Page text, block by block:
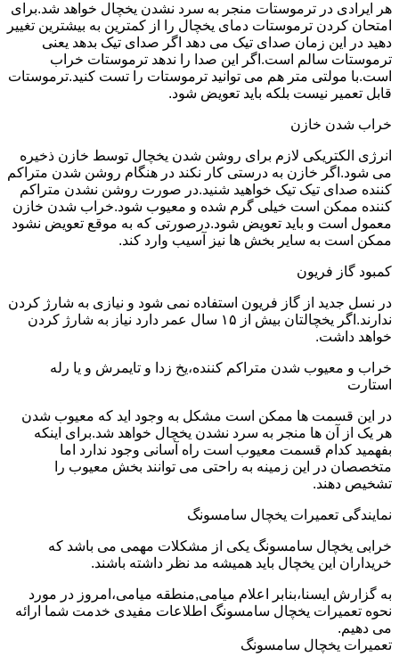
هر ایرادی در ترموستات منجر به سرد نشدن یخچال خواهد شد.برای
امتحان کردن ترموستات دمای یخچال را از کمترین به بیشترین تغییر
دهید در این زمان صدای تیک می دهد اگر صدای تیک بدهد یعنی
ترموستات سالم است.اگر این صدا را ندهد ترموستات خراب
است.با مولتی متر هم می توانید ترموستات را تست کنید.ترموستات
قابل تعمیر نیست بلکه باید تعویض شود.
خراب شدن خازن
انرژی الکتریکی لازم برای روشن شدن یخچال توسط خازن ذخیره
می شود.اگر خازن به درستی کار نکند در هنگام روشن شدن متراکم
کننده صدای تیک تیک خواهید شنید.در صورت روشن نشدن متراکم
کننده ممکن است خیلی گرم شده و معیوب شود.خراب شدن خازن
معمول است و باید تعویض شود.درصورتی که به موقع تعویض نشود
ممکن است به سایر بخش ها نیز آسیب وارد کند.
کمبود گاز فریون
در نسل جدید از گاز فریون استفاده نمی شود و نیازی به شارژ کردن
ندارند.اگر یخچالتان بیش از ۱۵ سال عمر دارد نیاز به شارژ کردن
خواهد داشت.
خراب و معیوب شدن متراکم کننده،یخ زدا و تایمرش و یا رله
استارت
در این قسمت ها ممکن است مشکل به وجود اید که معیوب شدن
هر یک از آن ها منجر به سرد نشدن یخچال خواهد شد.برای اینکه
بفهمید کدام قسمت معیوب است راه آسانی وجود ندارد اما
متخصصان در این زمینه به راحتی می توانند بخش معیوب را
تشخیص دهند.
نمایندگی تعمیرات یخچال سامسونگ
خرابی یخچال سامسونگ یکی از مشکلات مهمی می باشد که
خریداران این یخچال باید همیشه مد نظر داشته باشند.
به گزارش ایسنا،بنابر اعلام میامی,منطقه میامی،امروز در مورد
نحوه تعمیرات یخچال سامسونگ اطلاعات مفیدی خدمت شما ارائه
می دهیم.
تعمیرات یخچال سامسونگ